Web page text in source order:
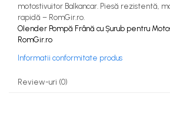
motostivuitor Balkancar. Piesă rezistentă,
rapidă – RomGir.ro.
Olender Pompă Frână cu Șurub pentru
RomGir.ro
Informatii conformitate produs
Review-uri (0)